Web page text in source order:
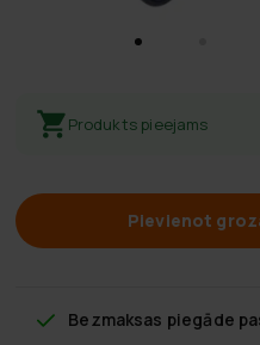
Produkts pieejams
Pievienot
Bezmaksas piegāde